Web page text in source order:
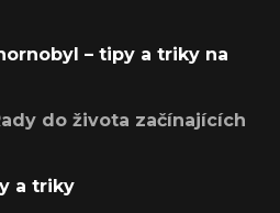
– tipy a triky na
do života začínajících
a triky